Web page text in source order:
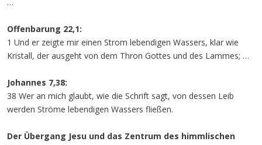
Offenbarung 22,1:
1 Und er zeigte mir einen Strom lebendigen Wassers, klar wie
Kristall, der ausgeht von dem Thron Gottes und des Lammes; …
Johannes 7,38:
38 Wer an mich glaubt, wie die Schrift sagt, von dessen Leib
werden Ströme lebendigen Wassers fließen.
Der Übergang Jesu und das Zentrum des himmlischen